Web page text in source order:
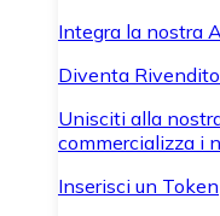
Integra la nostra
Diventa
Unisciti alla
commercializza i
Inserisci un Token